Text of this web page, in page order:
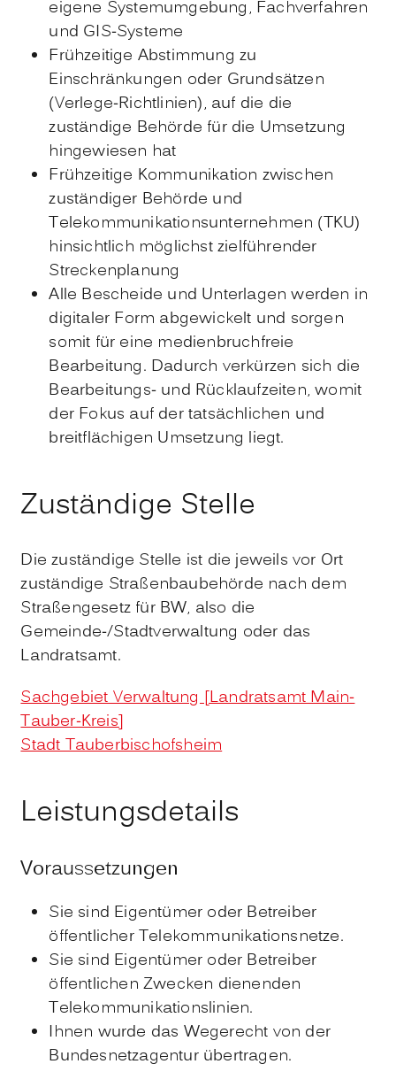
eigene Systemumgebung, Fachverfahren
und GIS-Systeme
Frühzeitige Abstimmung zu
Einschränkungen oder Grundsätzen
(Verlege-Richtlinien), auf die die
zuständige Behörde für die Umsetzung
hingewiesen hat
Frühzeitige Kommunikation zwischen
zuständiger Behörde und
Telekommunikationsunternehmen (TKU)
hinsichtlich möglichst zielführender
Streckenplanung
Alle Bescheide und Unterlagen werden in
digitaler Form abgewickelt und sorgen
somit für eine medienbruchfreie
Bearbeitung. Dadurch verkürzen sich die
Bearbeitungs- und Rücklaufzeiten, womit
der Fokus auf der tatsächlichen und
breitflächigen Umsetzung liegt.
Zuständige Stelle
Die zuständige Stelle ist die jeweils vor Ort
zuständige Straßenbaubehörde nach dem
Straßengesetz für BW, also die
Gemeinde-/Stadtverwaltung oder das
Landratsamt.
Sachgebiet Verwaltung [Landratsamt Main-
Tauber-Kreis]
Stadt Tauberbischofsheim
Leistungsdetails
Voraussetzungen
Sie sind Eigentümer oder Betreiber
öffentlicher Telekommunikationsnetze.
Sie sind Eigentümer oder Betreiber
öffentlichen Zwecken dienenden
Telekommunikationslinien.
Ihnen wurde das Wegerecht von der
Bundesnetzagentur übertragen.